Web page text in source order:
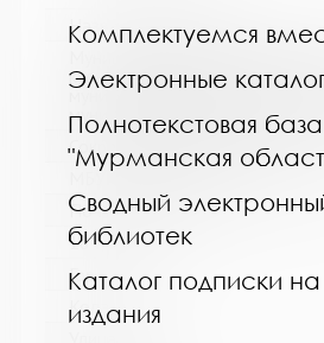
Комплектуемся
Электронные
Полнотекстовая
"Мурманская
Сводный
библиотек
Каталог подписки
издания
Название библиотеки:
культуры "Кольская детская
муниципального образования
муниципальный округ
Сокращенное название:
МБУК "Кольская детская
Почтовый индекс:
184381
Город:
Кола